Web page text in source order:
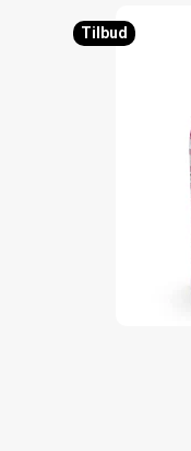
Tilbud